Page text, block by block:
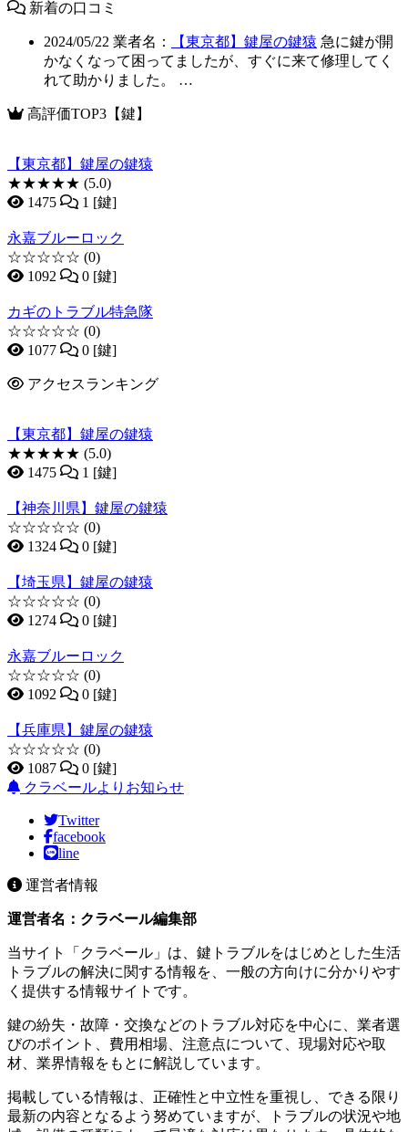
新着の口コミ
2024/05/22 業者名： 【東京都】鍵屋の鍵猿 急に鍵が開
かなくなって困ってましたが、すぐに来て修理してく
れて助かりました。 …
高評価TOP3【鍵】
【東京都】鍵屋の鍵猿
★★★★★ (5.0)
1475
1 [鍵]
永嘉ブルーロック
☆☆☆☆☆ (0)
1092
0 [鍵]
カギのトラブル特急隊
☆☆☆☆☆ (0)
1077
0 [鍵]
アクセスランキング
【東京都】鍵屋の鍵猿
★★★★★ (5.0)
1475
1 [鍵]
【神奈川県】鍵屋の鍵猿
☆☆☆☆☆ (0)
1324
0 [鍵]
【埼玉県】鍵屋の鍵猿
☆☆☆☆☆ (0)
1274
0 [鍵]
永嘉ブルーロック
☆☆☆☆☆ (0)
1092
0 [鍵]
【兵庫県】鍵屋の鍵猿
☆☆☆☆☆ (0)
1087
0 [鍵]
クラベールよりお知らせ
Twitter
facebook
line
運営者情報
運営者名：クラベール編集部
当サイト「クラベール」は、鍵トラブルをはじめとした生活
トラブルの解決に関する情報を、一般の方向けに分かりやす
く提供する情報サイトです。
鍵の紛失・故障・交換などのトラブル対応を中心に、業者選
びのポイント、費用相場、注意点について、現場対応や取
材、業界情報をもとに解説しています。
掲載している情報は、正確性と中立性を重視し、できる限り
最新の内容となるよう努めていますが、トラブルの状況や地